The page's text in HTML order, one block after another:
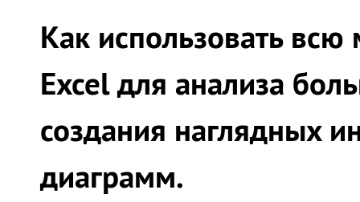
Как использовать
Excel для анализа
создания наглядных
диаграмм.